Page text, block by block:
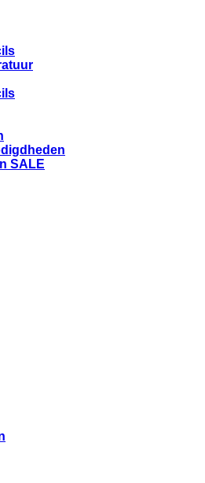
SALE